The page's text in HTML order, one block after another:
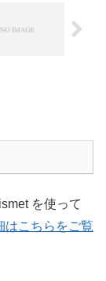
を使って
はこちらをご覧